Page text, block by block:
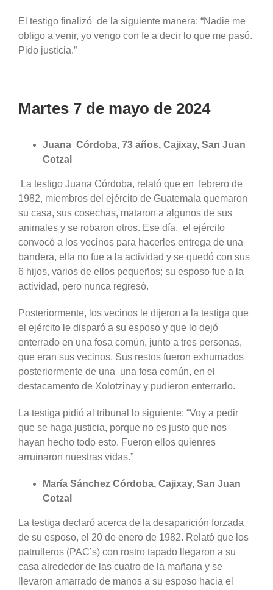
El testigo finalizó de la siguiente manera: “Nadie me
obligo a venir, yo vengo con fe a decir lo que me pasó.
Pido justicia.”
Martes 7 de mayo de 2024
Juana Córdoba, 73 años, Cajixay, San Juan
Cotzal
La testigo Juana Córdoba, relató que en febrero de
1982, miembros del ejército de Guatemala quemaron
su casa, sus cosechas, mataron a algunos de sus
animales y se robaron otros. Ese día, el ejército
convocó a los vecinos para hacerles entrega de una
bandera, ella no fue a la actividad y se quedó con sus
6 hijos, varios de ellos pequeños; su esposo fue a la
actividad, pero nunca regresó.
Posteriormente, los vecinos le dijeron a la testiga que
el ejército le disparó a su esposo y que lo dejó
enterrado en una fosa común, junto a tres personas,
que eran sus vecinos. Sus restos fueron exhumados
posteriormente de una una fosa común, en el
destacamento de Xolotzinay y pudieron enterrarlo.
La testiga pidió al tribunal lo siguiente: “Voy a pedir
que se haga justicia, porque no es justo que nos
hayan hecho todo esto. Fueron ellos quienres
arruinaron nuestras vidas.”
María Sánchez Córdoba, Cajixay, San Juan
Cotzal
La testiga declaró acerca de la desaparición forzada
de su esposo, el 20 de enero de 1982. Relató que los
patrulleros (PAC’s) con rostro tapado llegaron a su
casa alrededor de las cuatro de la mañana y se
llevaron amarrado de manos a su esposo hacia el